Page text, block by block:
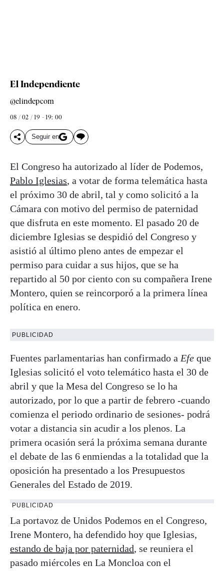
El Independiente
@elindepcom
08 / 02 / 19 - 19: 00
Seguir en
El Congreso ha autorizado al líder de Podemos,
Pablo Iglesias, a votar de forma telemática hasta
el próximo 30 de abril, tal y como solicitó a la
Cámara con motivo del permiso de paternidad
que disfruta en este momento. El pasado 20 de
diciembre Iglesias se despidió del Congreso y
asistió al último pleno antes de empezar el
permiso para cuidar a sus hijos, que se ha
repartido al 50 por ciento con su compañera Irene
Montero, quien se reincorporó a la primera línea
política en enero.
PUBLICIDAD
Fuentes parlamentarias han confirmado a Efe que
Iglesias solicitó el voto telemático hasta el 30 de
abril y que la Mesa del Congreso se lo ha
autorizado, por lo que a partir de febrero -cuando
comienza el periodo ordinario de sesiones- podrá
votar a distancia sin acudir a los plenos. La
primera ocasión será la próxima semana durante
el debate de las 6 enmiendas a la totalidad que la
oposición ha presentado a los Presupuestos
Generales del Estado de 2019.
PUBLICIDAD
La portavoz de Unidos Podemos en el Congreso,
Irene Montero, ha defendido hoy que Iglesias,
estando de baja por paternidad, se reuniera el
pasado miércoles en La Moncloa con el